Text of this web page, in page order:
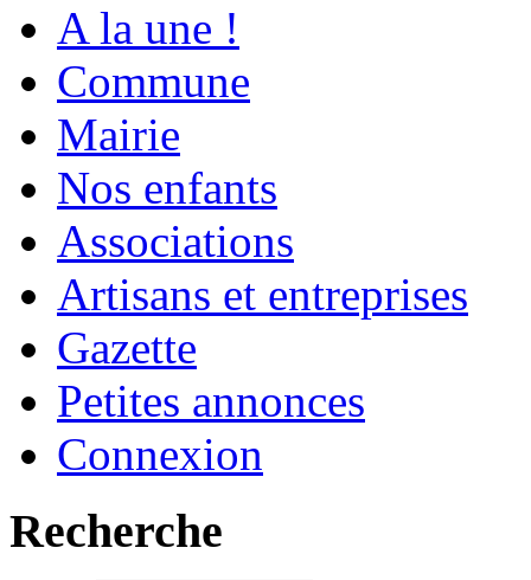
A la une !
Commune
Mairie
Nos enfants
Associations
Artisans et entreprises
Gazette
Petites annonces
Connexion
Recherche